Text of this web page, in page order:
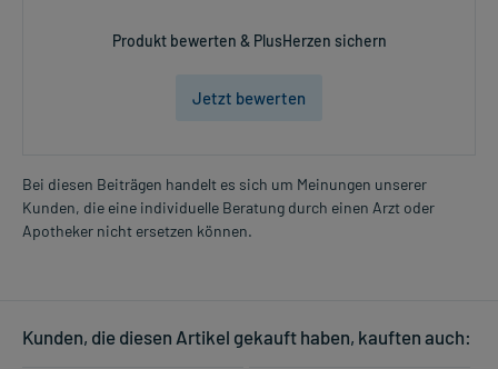
Produkt bewerten & PlusHerzen sichern
Jetzt bewerten
Bei diesen Beiträgen handelt es sich um Meinungen unserer
Kunden, die eine individuelle Beratung durch einen Arzt oder
Apotheker nicht ersetzen können.
Kunden, die diesen Artikel gekauft haben, kauften auch: